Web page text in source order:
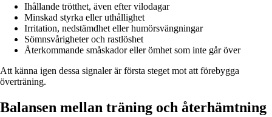
Ihållande trötthet, även efter vilodagar
Minskad styrka eller uthållighet
Irritation, nedstämdhet eller humörsvängningar
Sömnsvårigheter och rastlöshet
Återkommande småskador eller ömhet som inte går över
Att känna igen dessa signaler är första steget mot att förebygga
överträning.
Balansen mellan träning och återhämtning